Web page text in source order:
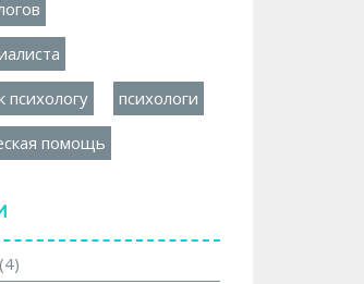
психологу психологи
помощь
(4)